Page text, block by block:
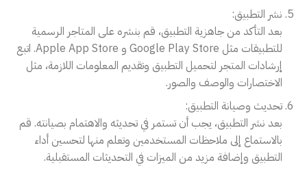
نشر التطبيق:
بعد التأكد من جاهزية التطبيق، قم بنشره على المتاجر الرسمية
للتطبيقات مثل Google Play Store و Apple App Store. اتبع
إرشادات المتجر لتحميل التطبيق وتقديم المعلومات اللازمة، مثل
الاختصارات والوصف والصور.
تحديث وصيانة التطبيق:
بعد نشر التطبيق، يجب أن تستمر في تحديثه والاهتمام بصيانته. قم
بالاستماع إلى ملاحظات المستخدمين وتعلم منها لتحسين أداء
التطبيق وإضافة مزيد من الميزات في التحديثات المستقبلية.